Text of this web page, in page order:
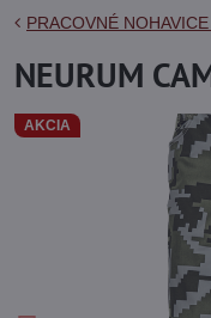
AKCIA
PRACOVNÉ
NEURUM